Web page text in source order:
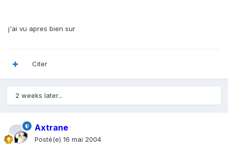
j'ai vu apres bien sur
Citer
2 weeks later...
Axtrane
Posté(e) 16 mai 2004